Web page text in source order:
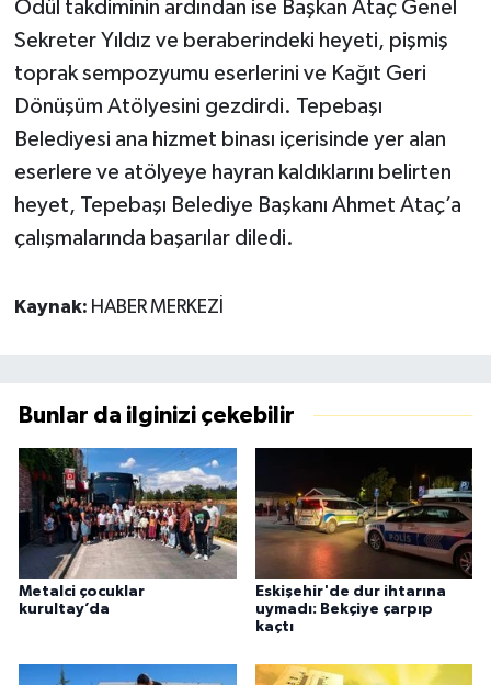
Ödül takdiminin ardından ise Başkan Ataç Genel
Sekreter Yıldız ve beraberindeki heyeti, pişmiş
toprak sempozyumu eserlerini ve Kağıt Geri
Dönüşüm Atölyesini gezdirdi. Tepebaşı
Belediyesi ana hizmet binası içerisinde yer alan
eserlere ve atölyeye hayran kaldıklarını belirten
heyet, Tepebaşı Belediye Başkanı Ahmet Ataç’a
çalışmalarında başarılar diledi.
Kaynak: HABER MERKEZİ
Bunlar da ilginizi çekebilir
Metalci çocuklar
kurultay’da
Eskişehir'de dur ihtarına
uymadı: Bekçiye çarpıp
kaçtı